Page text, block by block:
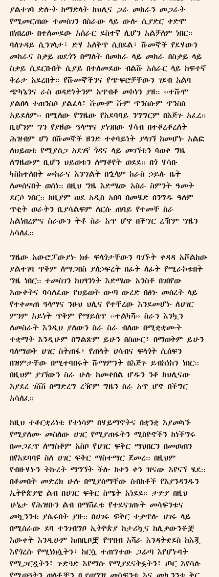
ያልተገባ ድሎት ከማድላት ከህሊና ጋራ መከራን መጋራት
የሚመርጠው ተመስገን በስራው ላይ ውሎ ሲያድር ቀድሞ
በነበረው በተለመደው አሰራር ደስተኛ ሊሆን አልቻለም ነበር።
ባለጉዳይ ሲንገላታ፣ ድሃ አለቅጥ ሲበደል፣ ሹመኞች የደሃውን
መከራና ስቃይ ወደጎን በማለት በመከራ ላይ መከራ በስቃይ ላይ
ስቃይ ሲደርቡበት ሲያይ በተለመደው ብልሹ አሰራር ላይ ከፍተኛ
ቅሬታ አደረበት። የሹመኞችንና የጭፍሮቻቸውን ገደብ አልባ
ጭካኔንና ራስ ወዳድነትንም አጥብቆ መኮነን ያዘ። ‹‹ተሹሞ
ያልበላ ተጠንስሶ ያልፈላ፣ ሹሙም ሹም ጥንስሱም ጥንስስ
አይደለም›› በሚለው የግዜው የአደባባይ ንግግርም በእጅጉ አፈረ።
ቢሆንም ግን የያዘው ዓላማና ያነገበው ሃሳብ በተቆረቆረለት
ሕዝብም ሆነ በሹመኞች ዘንድ ተቀባይነት ያላገኘ ከመሆኑ አልፎ
ለህይወቱ የሚያሰጋ አደገኛ ጎዳና ላይ መገኘቱን ባወቀ ግዜ
ለግዜውም ቢሆን ህይወቱን ለማቆየት ወደደ። በጎ ሃሳቡ
ካስከተለበት መከራና እንግልት በኋላም ከራስ ኃይሉ ቤት
ለመሰናበት ወሰነ። በዚህ ግዜ እድሜው አስራ ስምንት ዓመት
ደርሶ ነበር። ከዚያም ወደ አዲስ አበባ በመሄድ በንግዱ ዓለም
ጥቂት ወራትን ቢያሳልፍም ለርሱ ጠባይ የተመቸ ስራ
አልነበረምና ስራውን ትቶ ስራ አጥ ሆኖ በችግር ረዥም ግዜን
አሳለፈ።
ግዜው አውሮፓውያኑ ክፉ ፍላጎታቸውን ባገኙት ቀዳዳ አሾልከው
ያልተገባ ጥቅም ለማጋበስ ያለኃፍረት በፊት ለፊት የሚራኮቱበት
ግዜ ነበር። ተመስገን ከህፃንነት እድሜው አንስቶ በገበየው
እውቀትና ባሳለፈው የህይወት ውጣ ውረድ በፅኑ መሰረት ላይ
የተቀመጠ ዓላማና ንፁህ ህሊና የተቸረው እንደመሆኑ ለሀገር
ምንም አይነት ጥቅም የማይሰጥ ‹‹ተልካሻ›› ስራን እንኳን
ለመስራት እንዲህ ያለውን ስራ ስራ ብለው በሚቋቋሙት
ተቋማት እንዲሁም በግልጽም ይሁን በስውር፣ በማወቅም ይሁን
ባለማወቅ ሀገር ስትጠፋ፣ የጠላት ሀሳብና ፍላጎት ሲሰፍን
በዝምታቸው በሚተባበሩት ሹማምንት በእጅጉ ይብከነከን ነበር።
በዚህም ያገኘውን ስራ ሁሉ ከመቀበል ሆዱን ንቆ ከህሊናው
እያደረ ገሸሽ በማድረግ ረዥም ግዜን ስራ አጥ ሆኖ በችግር
አሳለፈ።
ከዚህ ተቆርቋሪነቱ የተነሳም በሃይማኖትና በቋንቋ እያመካኙ
የሚያለሙ መስለው ሀገር የሚያጠፋትን ሚስዮኖችን ከነችግሩ
በመጋፈጥ ለማስቆም አስቦ የሀገር ፍቅር ማህበርን በመወጠን
በየአደባባዩ ስለ ሀገር ፍቅር ማስተማር ጀመረ። በዚህም
የብዙሃኑን ትኩረት ማግኘት ችሎ ከቀን ቀን ዝናው እየናኘ ሄደ።
በቆመበት መድረክ ሁሉ በሚያሰማቸው ስብከቶች የእያንዳንዱን
ኢትዮጵያዊ ልብ በሀገር ፍቅር ስሜት አነደደ። ታድያ በዚህ
ሁኔታ የሕዝቡን ልብ በማሸፈቱ የተደናገጡት መሳፍንቱና
መኳንንቱ ያሴሩበት ያዙ። በሀገሩ ፍቅር ተቃጥሎ ሀገሩ ላይ
በሚሰራው ደባ ተንገብግቦ ኢትዮጵያ ከታሪኳና ከሊቃውንቶቿ
እውቀት እንዲሁም ከጠቢቦቿ የጥበብ አሻራ እንዳትቋደስ ከእጇ
እየጎረሱ የሚነክሷትን፣ ከርሷ ተጠግተው ጋሬጣ እየሆኑባት
የሚጋርዷትን፣ ጉድጓድ እየማሱ የሚያደናቅፏትን፣ ጦር እየሳሉ
የሚወጓትን ጠላቶቿን ቢያወግዝ መሳፍንቱ እና መኳንንቱ ቅር